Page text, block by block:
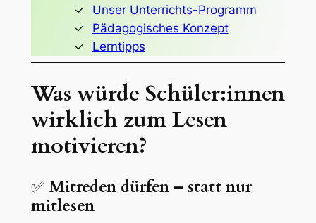
Unser Unterrichts-Programm
Pädagogisches Konzept
Lerntipps
Was würde Schüler:innen
wirklich zum Lesen
motivieren?
✅Mitreden dürfen – statt nur
mitlesen